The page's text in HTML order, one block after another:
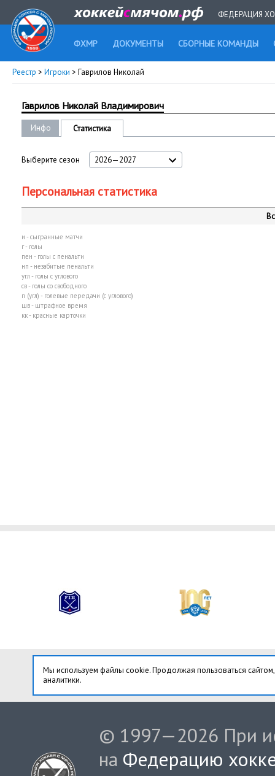
ФЕДЕРАЦИЯ
ФХМР ДОКУМЕНТЫ СБОРНЫЕ КОМАНДЫ
Реестр > Игроки > Гаврилов Николай
Гаврилов Николай Владимирович
Инфо Статистика
Выберите сезон 2026—2027
Персональная статистика
и - сыгранные матчи
г - голы
пен - голы с пенальти
нп - незабитые пенальти
угл - голы с углового
св - голы со свободного
п (угл) - голевые передачи (с углового)
шв - штрафное время
кк - красные карточки
Мы используем файлы cookie. Продолжая пользоваться
аналитики.
© 1997—2026 При
на Федерацию